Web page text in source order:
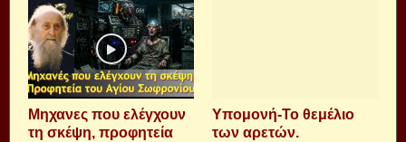
Μηχανες που ελέγχουν
τη σκέψη, προφητεία
Υπομονή-Το θεμέλιο
των αρετών.